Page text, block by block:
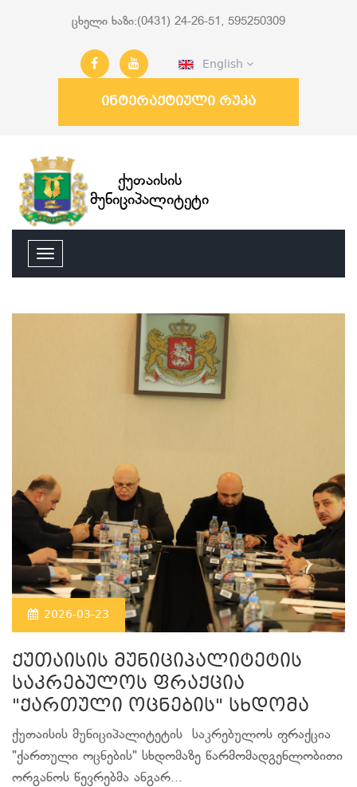
ცხელი ხაზი:(0431) 24-26-51, 595250309
English
ინტერაქტიული რუკა
ქუთაისის
მუნიციპალიტეტი
2026-03-23
ქუთაისის მუნიციპალიტეტის
საკრებულოს ფრაქცია
"ქართული ოცნების" სხდომა
ქუთაისის მუნიციპალიტეტის საკრებულოს ფრაქცია
"ქართული ოცნების" სხდომაზე წარმომადგენლობითი
ორგანოს წევრებმა ანგარ...